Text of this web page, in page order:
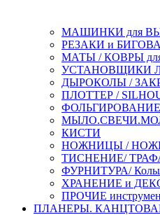
МАШИНКИ для
РЕЗАКИ и
МАТЫ / КОВРЫ
УСТАНОВЩИКИ
ДЫРОКОЛЫ /
ПЛОТТЕР /
ФОЛЬГИРОВАНИЕ
КИСТИ
НОЖНИЦЫ / НОЖИ
ТИСНЕНИЕ/
ФУРНИТУРА/
ХРАНЕНИЕ и
ПРОЧИЕ
ПЛАНЕРЫ.